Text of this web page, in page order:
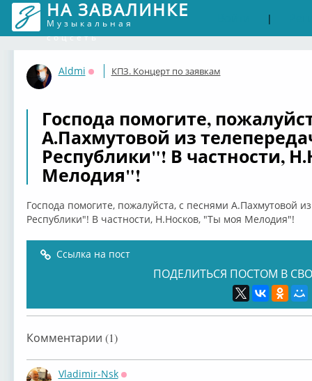
НА ЗАВАЛИНКЕ
Музыкальная
соцсеть
|
Aldmi
Оффлайн
КПЗ. Концерт по заявкам
Господа помогите,
А.Пахмутовой из
Республики"! В частности,
Мелодия"!
Господа помогите, пожалуйста, с песнями А.Пахмутовой
Республики"! В частности, Н.Носков, "Ты моя Мелодия"!
Ссылка на пост
ПОДЕЛИТЬСЯ ПОСТОМ В
Комментарии (1)
Vladimir-Nsk